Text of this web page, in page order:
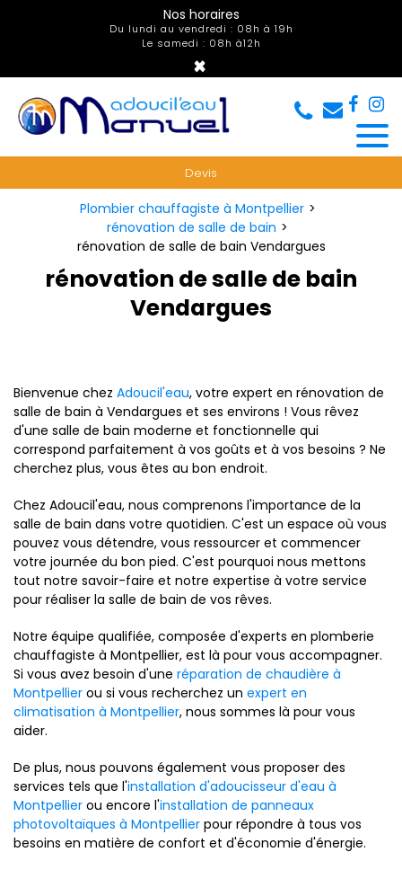
Nos horaires
Du lundi au vendredi : 08h à 19h
Le samedi : 08h à12h
×
Devis
Plombier chauffagiste à Montpellier
rénovation de salle de bain
rénovation de salle de bain Vendargues
rénovation de salle de bain
Vendargues
Bienvenue chez Adoucil'eau, votre expert en rénovation de
salle de bain à Vendargues et ses environs ! Vous rêvez
d'une salle de bain moderne et fonctionnelle qui
correspond parfaitement à vos goûts et à vos besoins ? Ne
cherchez plus, vous êtes au bon endroit.
Chez Adoucil'eau, nous comprenons l'importance de la
salle de bain dans votre quotidien. C'est un espace où vous
pouvez vous détendre, vous ressourcer et commencer
votre journée du bon pied. C'est pourquoi nous mettons
tout notre savoir-faire et notre expertise à votre service
pour réaliser la salle de bain de vos rêves.
Notre équipe qualifiée, composée d'experts en plomberie
chauffagiste à Montpellier, est là pour vous accompagner.
Si vous avez besoin d'une réparation de chaudière à
Montpellier ou si vous recherchez un expert en
climatisation à Montpellier, nous sommes là pour vous
aider.
De plus, nous pouvons également vous proposer des
services tels que l'installation d'adoucisseur d'eau à
Montpellier ou encore l'installation de panneaux
photovoltaïques à Montpellier pour répondre à tous vos
besoins en matière de confort et d'économie d'énergie.
Panneau de gestion des cookies